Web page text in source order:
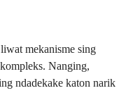
mekanisme sing
Nanging,
ndadekake katon narik